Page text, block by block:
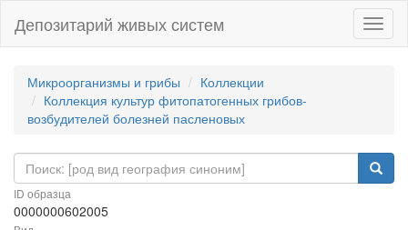
Депозитарий живых систем
Микроорганизмы и грибы
Коллекции
Коллекция культур фитопатогенных грибов-
возбудителей болезней пасленовых
ID образца
0000000602005